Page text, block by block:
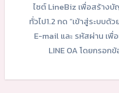
ไซต์ LineBiz เพื่อสร้าง
ทั่วไป1.2 กด “เข้าสู่ระบบด้
E-mail และ รหัสผ่าน เพื่
LINE OA โดยกรอก